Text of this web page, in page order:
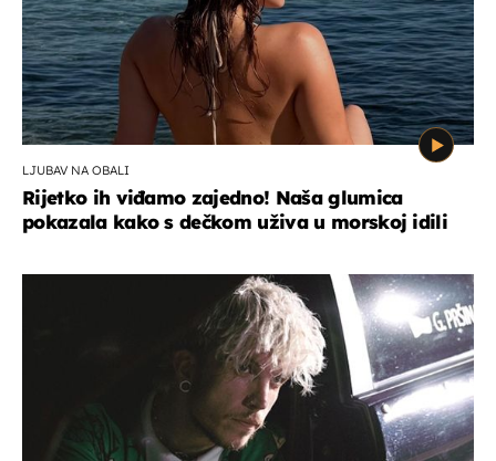
LJUBAV NA OBALI
Rijetko ih viđamo zajedno! Naša glumica
pokazala kako s dečkom uživa u morskoj idili